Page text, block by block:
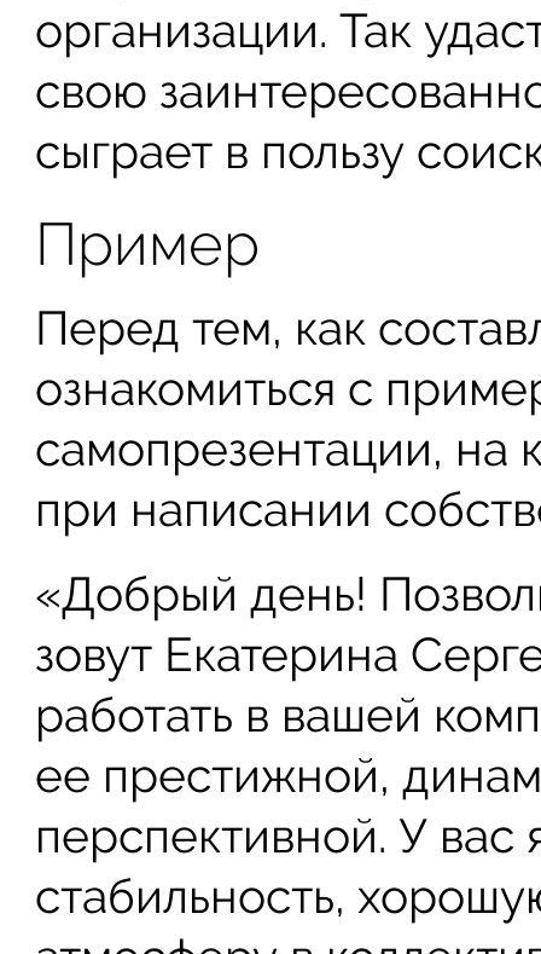
организации. Так
свою
сыграет в пользу
Пример
Перед тем, как
ознакомиться с
самопрезентации, на
при написании
«Добрый день!
зовут Екатерина
работать в вашей
ее престижной,
перспективной. У вас
стабильность,